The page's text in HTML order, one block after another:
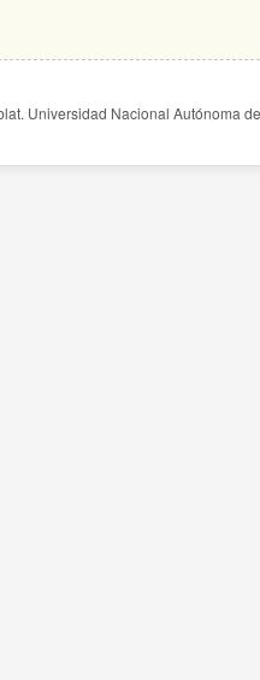
Universidad Nacional Autónoma